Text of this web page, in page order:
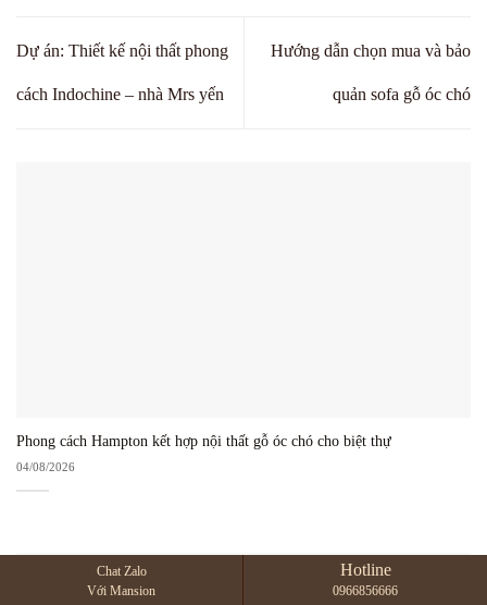
Dự án: Thiết kế nội thất phong
cách Indochine – nhà Mrs yến
Hướng dẫn chọn mua và bảo
quản sofa gỗ óc chó
Phong cách Hampton kết hợp nội thất gỗ óc chó cho biệt thự
04/08/2026
Chat Zalo
Với Mansion
Hotline
0966856666